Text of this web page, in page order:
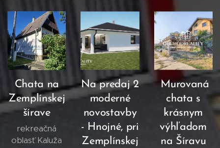
Chata na
Zemplínskej
šírave
rekreačná
oblasť Kaluža
Na predaj 2
moderné
novostavby
- Hnojné, pri
Zemplínskej
Murovaná
chata s
krásnym
výhľadom
na Šíravu